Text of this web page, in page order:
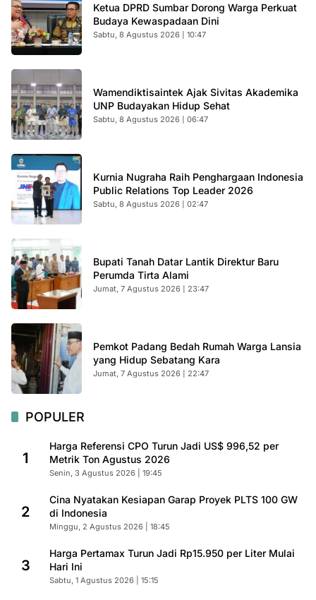
Ketua DPRD Sumbar Dorong Warga Perkuat
Budaya Kewaspadaan Dini
Sabtu, 8 Agustus 2026 | 10:47
Wamendiktisaintek Ajak Sivitas Akademika
UNP Budayakan Hidup Sehat
Sabtu, 8 Agustus 2026 | 06:47
Kurnia Nugraha Raih Penghargaan Indonesia
Public Relations Top Leader 2026
Sabtu, 8 Agustus 2026 | 02:47
Bupati Tanah Datar Lantik Direktur Baru
Perumda Tirta Alami
Jumat, 7 Agustus 2026 | 23:47
Pemkot Padang Bedah Rumah Warga Lansia
yang Hidup Sebatang Kara
Jumat, 7 Agustus 2026 | 22:47
POPULER
1
Harga Referensi CPO Turun Jadi US$ 996,52 per
Metrik Ton Agustus 2026
Senin, 3 Agustus 2026 | 19:45
2
Cina Nyatakan Kesiapan Garap Proyek PLTS 100 GW
di Indonesia
Minggu, 2 Agustus 2026 | 18:45
3
Harga Pertamax Turun Jadi Rp15.950 per Liter Mulai
Hari Ini
Sabtu, 1 Agustus 2026 | 15:15